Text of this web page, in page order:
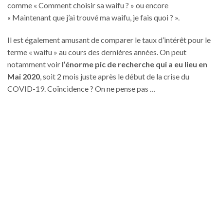
comme « Comment choisir sa waifu ? » ou encore
« Maintenant que j’ai trouvé ma waifu, je fais quoi ? ».
Il est également amusant de comparer le taux d’intérêt pour le
terme « waifu » au cours des dernières années. On peut
notamment voir l’énorme pic de recherche qui a eu lieu en
Mai 2020, soit 2 mois juste après le début de la crise du
COVID-19. Coïncidence ? On ne pense pas …